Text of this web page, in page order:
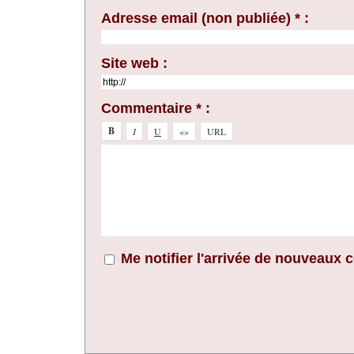
Adresse email (non publiée) * :
Site web :
Commentaire * :
Me notifier l'arrivée de nouveaux